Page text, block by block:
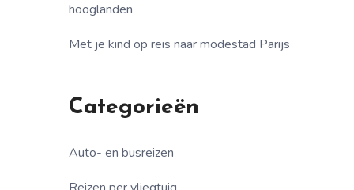
hooglanden
Met je kind op reis naar modestad Parijs
Categorieën
Auto- en busreizen